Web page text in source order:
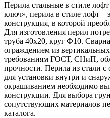
Перила стальные в стиле
ключ», перила в стиле лофт –
конструкция, в которой
Для изготовления перил
труба 40х20, круг Ф10.
ограждением из
требованиям ГОСТ, СНиП,
прочности. Перила из стали
для установки внутри и
окрашиванием необходимо
конструкции. Для выбора
сопутствующих материалов
каталога.